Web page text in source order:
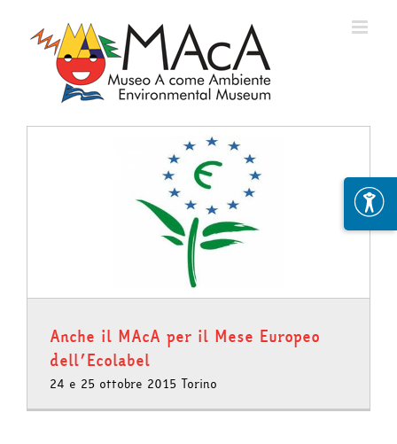
Anche il MAcA per il Mese Europeo
dell’Ecolabel
24 e 25 ottobre 2015 Torino